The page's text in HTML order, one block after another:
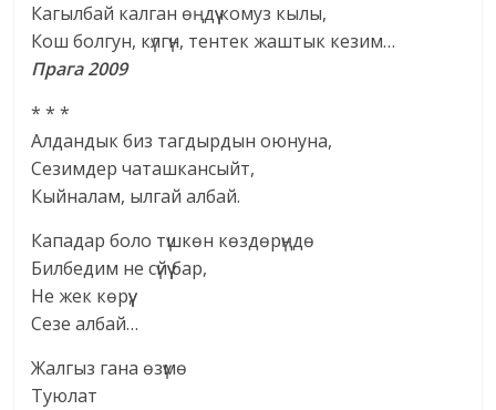
Кагылбай калган өңдүү комуз кылы,
Кош болгун, күлгүн, тентек жаштык кезим…
Прага 2009
* * *
Алдандык биз тагдырдын оюнуна,
Сезимдер чаташкансыйт,
Кыйналам, ылгай албай.
Кападар боло түшкөн көздөрүңдө
Билбедим не сүйүү бар,
Не жек көрүү,
Сезе албай…
Жалгыз гана өзүмө
Туюлат